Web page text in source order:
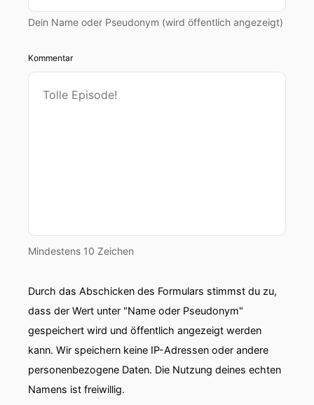
Dein Name oder Pseudonym (wird öffentlich angezeigt)
Kommentar
Mindestens 10 Zeichen
Durch das Abschicken des Formulars stimmst du zu,
dass der Wert unter "Name oder Pseudonym"
gespeichert wird und öffentlich angezeigt werden
kann. Wir speichern keine IP-Adressen oder andere
personenbezogene Daten. Die Nutzung deines echten
Namens ist freiwillig.